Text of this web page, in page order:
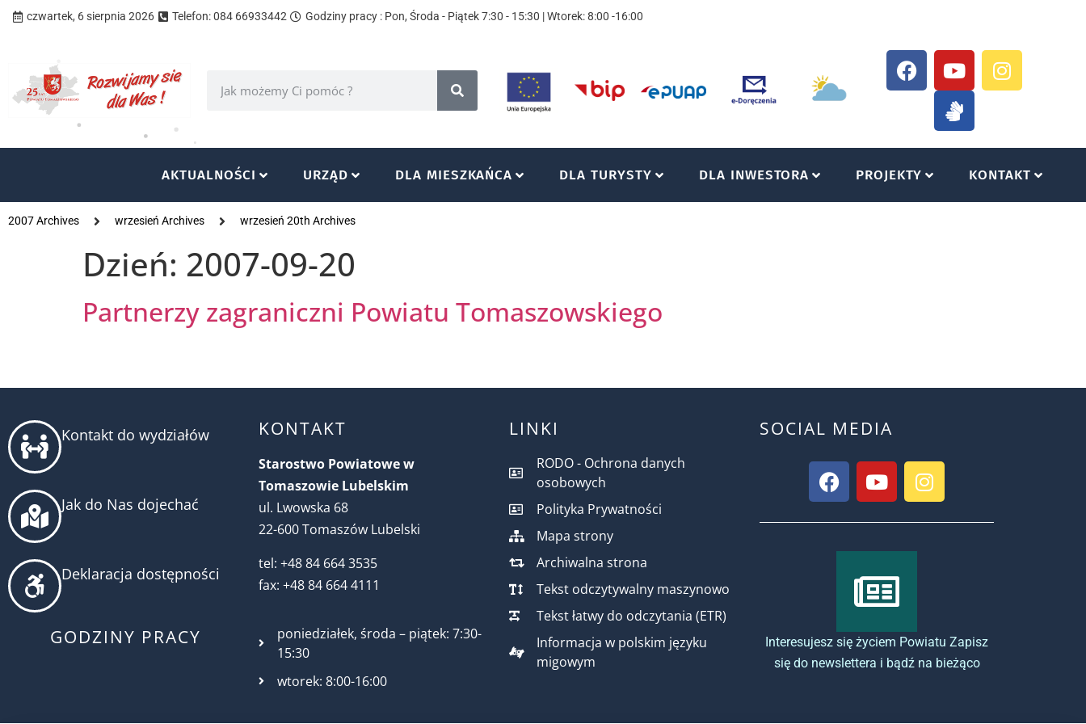
czwartek, 6 sierpnia 2026 Telefon: 084 66933442 Godziny pracy : Pon, Środa - Piątek 7:30 - 15:30 | Wtorek: 8:00 -16:00
AKTUALNOŚCI URZĄD DLA MIESZKAŃCA DLA TURYSTY DLA INWESTORA PROJEKTY KONTAKT
2007 Archives wrzesień Archives wrzesień 20th Archives
Dzień: 2007-09-20
Partnerzy zagraniczni Powiatu Tomaszowskiego
Kontakt do wydziałów
Jak do Nas dojechać
Deklaracja dostępności
GODZINY PRACY
KONTAKT
Starostwo Powiatowe w
Tomaszowie Lubelskim
ul. Lwowska 68
22-600 Tomaszów Lubelski
tel: +48 84 664 3535
fax: +48 84 664 4111
poniedziałek, środa – piątek: 7:30-
15:30
wtorek: 8:00-16:00
LINKI
RODO - Ochrona danych
osobowych
Polityka Prywatności
Mapa strony
Archiwalna strona
Tekst odczytywalny maszynowo
Tekst łatwy do odczytania (ETR)
Informacja w polskim języku
migowym
SOCIAL MEDIA
Interesujesz się życiem Powiatu Zapisz
się do newslettera i bądź na bieżąco